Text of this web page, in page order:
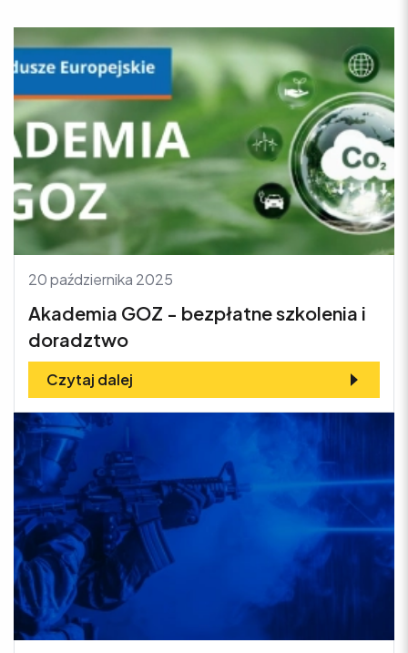
20 października 2025
Akademia GOZ - bezpłatne szkolenia i
doradztwo
Czytaj dalej